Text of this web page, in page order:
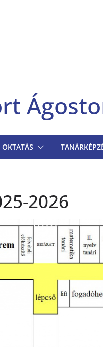
OKTATÁS
2026